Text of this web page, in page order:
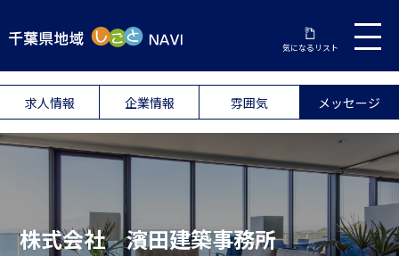
気になるリスト
求人情報 企業情報 雰囲気 メッセージ
株式会社 濱田建築事務所